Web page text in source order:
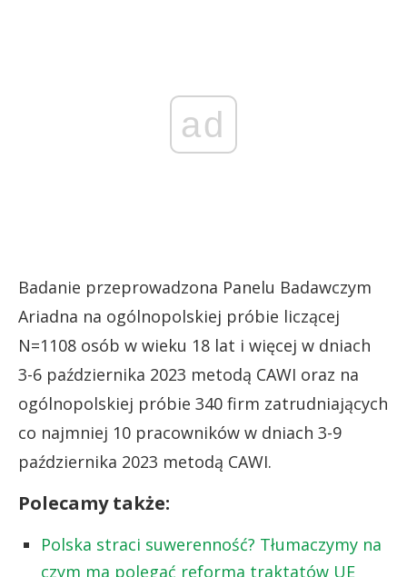
ad
Badanie przeprowadzona Panelu Badawczym
Ariadna na ogólnopolskiej próbie liczącej
N=1108 osób w wieku 18 lat i więcej w dniach
3-6 października 2023 metodą CAWI oraz na
ogólnopolskiej próbie 340 firm zatrudniających
co najmniej 10 pracowników w dniach 3-9
października 2023 metodą CAWI.
Polecamy także:
Polska straci suwerenność? Tłumaczymy na
czym ma polegać reforma traktatów UE